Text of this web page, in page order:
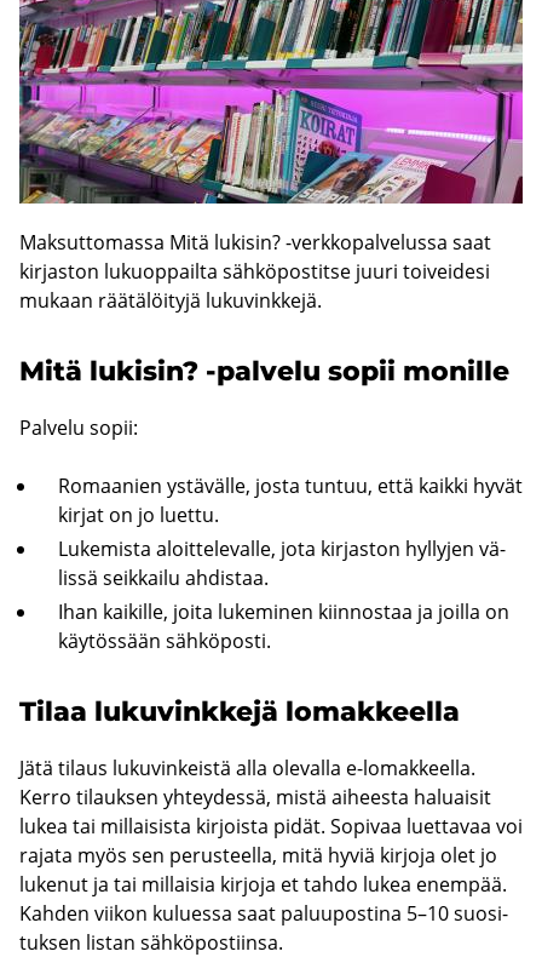
Mak­sut­to­mas­sa Mitä lu­ki­sin? -​verkkopalvelussa saat
kir­jas­ton lu­kuop­pail­ta säh­kö­pos­tit­se juuri toi­vei­de­si
mu­kaan rää­tä­löi­ty­jä lu­ku­vink­ke­jä.
Mitä lu­ki­sin? -​palvelu sopii mo­nil­le
Pal­ve­lu sopii:
Ro­maa­nien ys­tä­väl­le, josta tun­tuu, että kaik­ki hyvät
kir­jat on jo luet­tu.
Lu­ke­mis­ta aloit­te­le­val­le, jota kir­jas­ton hyl­ly­jen vä­
lis­sä seik­kai­lu ah­dis­taa.
Ihan kai­kil­le, joita lu­ke­mi­nen kiin­nos­taa ja joil­la on
käy­tös­sään säh­kö­pos­ti.
Tilaa lu­ku­vink­ke­jä lo­mak­keel­la
Jätä ti­laus lu­ku­vin­keis­tä alla ole­val­la e-​lomakkeella.
Kerro ti­lauk­sen yh­tey­des­sä, mistä ai­hees­ta ha­luai­sit
lukea tai mil­lai­sis­ta kir­jois­ta pidät. So­pi­vaa luet­ta­vaa voi
ra­ja­ta myös sen pe­rus­teel­la, mitä hyviä kir­jo­ja olet jo
lu­ke­nut ja tai mil­lai­sia kir­jo­ja et tahdo lukea enem­pää.
Kah­den vii­kon ku­lues­sa saat pa­luu­pos­ti­na 5–10 suo­si­
tuk­sen lis­tan säh­kö­pos­tiin­sa.